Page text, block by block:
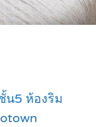
น5 ห้องริม